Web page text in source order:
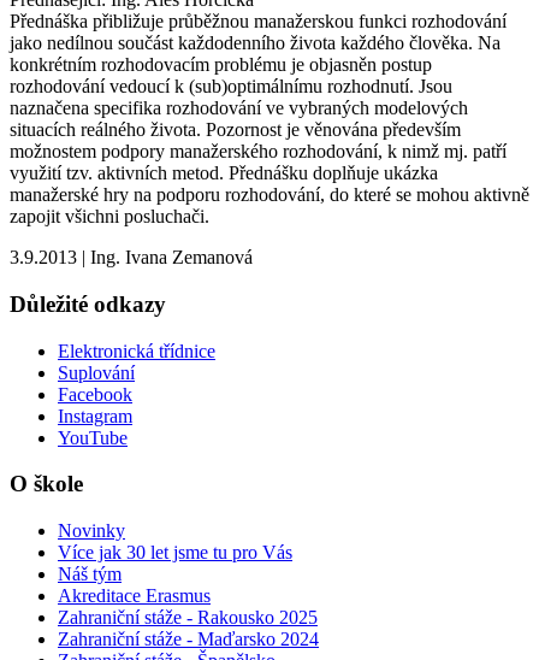
Přednáška přibližuje průběžnou manažerskou funkci rozhodování
jako nedílnou součást každodenního života každého člověka. Na
konkrétním rozhodovacím problému je objasněn postup
rozhodování vedoucí k (sub)optimálnímu rozhodnutí. Jsou
naznačena specifika rozhodování ve vybraných modelových
situacích reálného života. Pozornost je věnována především
možnostem podpory manažerského rozhodování, k nimž mj. patří
využití tzv. aktivních metod. Přednášku doplňuje ukázka
manažerské hry na podporu rozhodování, do které se mohou aktivně
zapojit všichni posluchači.
3.9.2013 | Ing. Ivana Zemanová
Důležité odkazy
Elektronická třídnice
Suplování
Facebook
Instagram
YouTube
O škole
Novinky
Více jak 30 let jsme tu pro Vás
Náš tým
Akreditace Erasmus
Zahraniční stáže - Rakousko 2025
Zahraniční stáže - Maďarsko 2024